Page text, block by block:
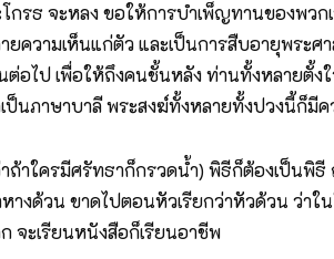
กรธ จะหลง ขอให้การบำเพ็ญทานของพ
ยความเห็นแก่ตัว และเป็นการสืบอายุพร
กันต่อไป เพื่อให้ถึงคนชั้นหลัง ท่านทั้งหลา
นภาษาบาลี พระสงฆ์ทั้งหลายทั้งปวงนี้ก็มี
าใครมีศรัทธาก็กรวดน้ำ) พิธีก็ต้องเป็นพิ
างด้วน ขาดไปตอนหัวเรียกว่าหัวด้วน ว่
จะเรียนหนังสือก็เรียนอาชีพ